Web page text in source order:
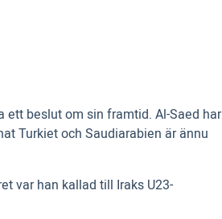
ett beslut om sin framtid. Al-Saed har
Turkiet och Saudiarabien är ännu
var han kallad till Iraks U23-